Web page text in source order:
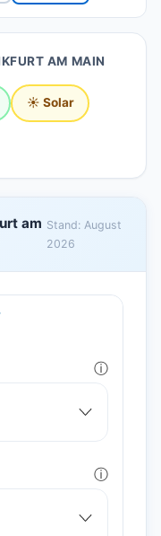
AM MAIN
☀️ Solar
am Stand: August
2026